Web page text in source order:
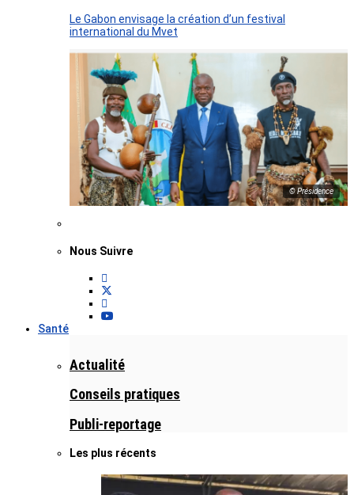
Le Gabon envisage la création d’un festival
international du Mvet
© Présidence
Nous Suivre
Santé
Actualité
Conseils pratiques
Publi-reportage
Les plus récents